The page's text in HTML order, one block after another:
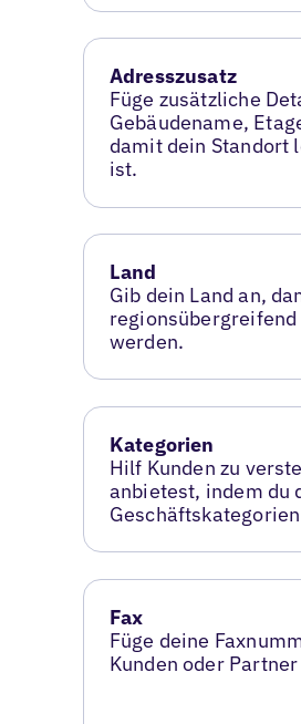
Adresszusatz
Füge zusätzliche
Gebäudename,
damit dein Standort
ist.
Land
Gib dein Land an,
werden.
Kategorien
Hilf Kunden zu
anbietest, indem du
Fax
Füge deine
Kunden oder